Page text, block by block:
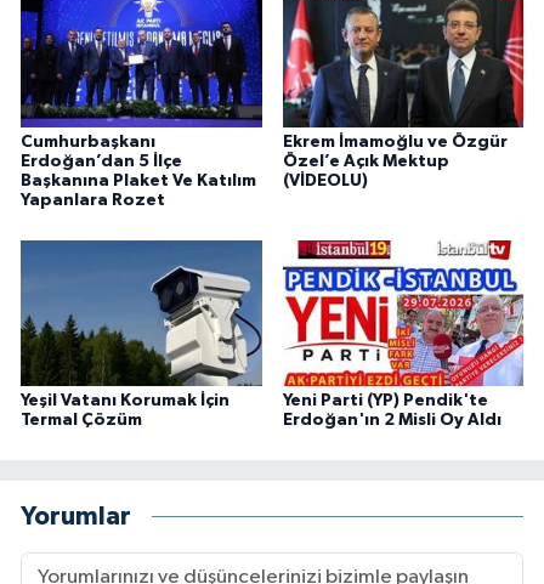
Cumhurbaşkanı
Erdoğan’dan 5 İlçe
Başkanına Plaket Ve Katılım
Yapanlara Rozet
Ekrem İmamoğlu ve Özgür
Özel’e Açık Mektup
(VİDEOLU)
Yeşil Vatanı Korumak İçin
Termal Çözüm
Yeni Parti (YP) Pendik'te
Erdoğan'ın 2 Misli Oy Aldı
Yorumlar